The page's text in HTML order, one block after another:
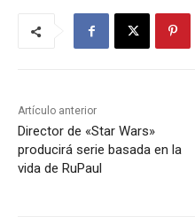
Artículo anterior
Director de «Star Wars»
producirá serie basada en la
vida de RuPaul